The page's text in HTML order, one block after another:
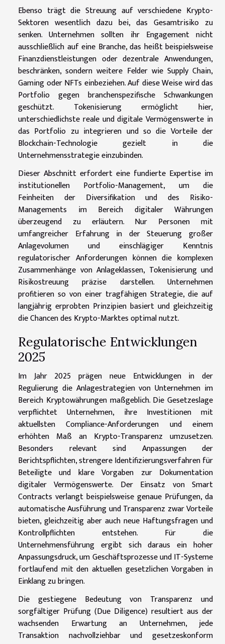
Ebenso trägt die Streuung auf verschiedene Krypto-
Sektoren wesentlich dazu bei, das Gesamtrisiko zu
senken. Unternehmen sollten ihr Engagement nicht
ausschließlich auf eine Branche, das heißt beispielsweise
Finanzdienstleistungen oder dezentrale Anwendungen,
beschränken, sondern weitere Felder wie Supply Chain,
Gaming oder NFTs einbeziehen. Auf diese Weise wird das
Portfolio gegen branchenspezifische Schwankungen
geschützt. Tokenisierung ermöglicht hier,
unterschiedlichste reale und digitale Vermögenswerte in
das Portfolio zu integrieren und so die Vorteile der
Blockchain-Technologie gezielt in die
Unternehmensstrategie einzubinden.
Dieser Abschnitt erfordert eine fundierte Expertise im
institutionellen Portfolio-Management, um die
Feinheiten der Diversifikation und des Risiko-
Managements im Bereich digitaler Währungen
überzeugend zu erläutern. Nur Personen mit
umfangreicher Erfahrung in der Steuerung großer
Anlagevolumen und einschlägiger Kenntnis
regulatorischer Anforderungen können die komplexen
Zusammenhänge von Anlageklassen, Tokenisierung und
Risikostreuung präzise darstellen. Unternehmen
profitieren so von einer tragfähigen Strategie, die auf
langjährig erprobten Prinzipien basiert und gleichzeitig
die Chancen des Krypto-Marktes optimal nutzt.
Regulatorische Entwicklungen
2025
Im Jahr 2025 prägen neue Entwicklungen in der
Regulierung die Anlagestrategien von Unternehmen im
Bereich Kryptowährungen maßgeblich. Die Gesetzeslage
verpflichtet Unternehmen, ihre Investitionen mit
aktuellsten Compliance-Anforderungen und einem
erhöhten Maß an Krypto-Transparenz umzusetzen.
Besonders relevant sind Anpassungen der
Berichtspflichten, strengere Identifizierungsverfahren für
Beteiligte und klare Vorgaben zur Dokumentation
digitaler Vermögenswerte. Der Einsatz von Smart
Contracts verlangt beispielsweise genaue Prüfungen, da
automatische Ausführung und Transparenz zwar Vorteile
bieten, gleichzeitig aber auch neue Haftungsfragen und
Kontrollpflichten entstehen. Für die
Unternehmensführung ergibt sich daraus ein hoher
Anpassungsdruck, um Geschäftsprozesse und IT-Systeme
fortlaufend mit den aktuellen gesetzlichen Vorgaben in
Einklang zu bringen.
Die gestiegene Bedeutung von Transparenz und
sorgfältiger Prüfung (Due Diligence) resultiert aus der
wachsenden Erwartung an Unternehmen, jede
Transaktion nachvollziehbar und gesetzeskonform